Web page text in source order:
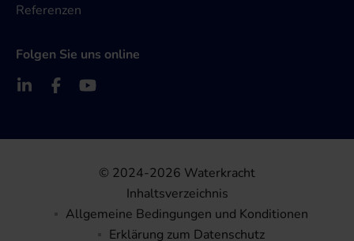
Referenzen
Folgen Sie uns online
© 2024-2026 Waterkracht
Inhaltsverzeichnis
Allgemeine Bedingungen und Konditionen
Erklärung zum Datenschutz